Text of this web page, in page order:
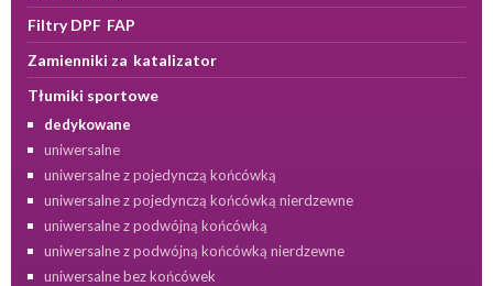
Filtry DPF FAP
Zamienniki za katalizator
Tłumiki sportowe
dedykowane
uniwersalne
uniwersalne z pojedynczą końcówką
uniwersalne z pojedynczą końcówką nierdzewne
uniwersalne z podwójną końcówką
uniwersalne z podwójną końcówką nierdzewne
uniwersalne bez końcówek